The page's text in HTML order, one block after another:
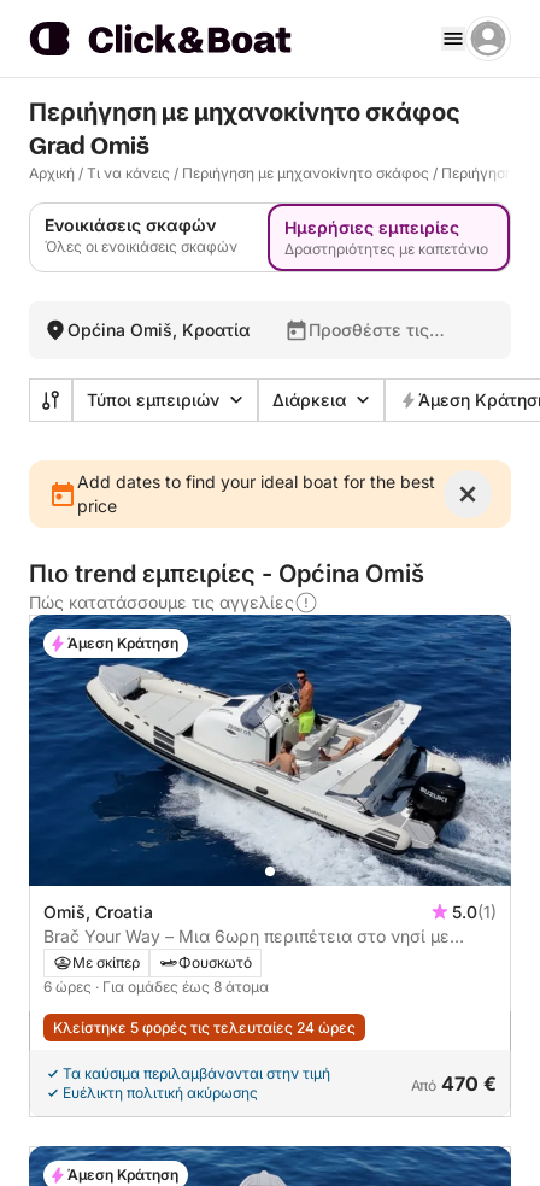
Περιήγηση με μηχανοκίνητο σκάφος
Grad Omiš
Αρχική / Τι να κάνεις / Περιήγηση με μηχανοκίνητο σκάφος / Περιήγηση
Ενοικιάσεις σκαφών
Όλες οι ενοικιάσεις σκαφών
Ημερήσιες εμπειρίες
Δραστηριότητες με καπετάνιο
Općina Omiš, Κροατία
Προσθέστε τις
Τύποι εμπειριών Διάρκεια Άμεση
Add dates to find your ideal boat for the best
price
Πιο trend εμπειρίες - Općina Omiš
Πώς κατατάσσουμε τις αγγελίες
Omiš, Croatia 5.0(1)
Brač Your Way – Μια 6ωρη περιπέτεια στο νησί με
απόλυτη ελευθερία
Με σκίπερ
Φουσκωτό
6 ώρες · Για ομάδες έως 8 άτομα
Κλείστηκε 5 φορές τις τελευταίες 24 ώρες
Τα καύσιμα περιλαμβάνονται στην τιμή
Ευέλικτη πολιτική ακύρωσης
Από 470 €
Άμεση Κράτηση
Άμεση Κράτηση